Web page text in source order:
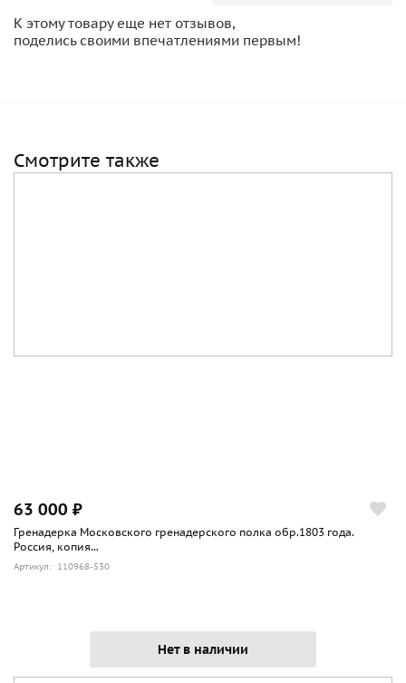
К этому товару еще нет отзывов,
поделись своими впечатлениями первым!
Смотрите также
63 000 ₽
Гренадерка Московского гренадерского полка обр.1803 года.
Россия, копия...
Артикул: 110968-530
Нет в наличии